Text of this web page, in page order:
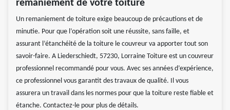
remaniement de votre toiture
Un remaniement de toiture exige beaucoup de précautions et de
minutie. Pour que l’opération soit une réussite, sans faille, et
assurant l’étanchéité de la toiture le couvreur va apporter tout son
savoir-faire. A Liederschiedt, 57230, Lorraine Toiture est un couvreur
professionnel recommandé pour vous. Avec ses années d’expérience,
ce professionnel vous garantit des travaux de qualité. Il vous
assurera un travail dans les normes pour que la toiture reste fiable et
étanche. Contactez-le pour plus de détails.